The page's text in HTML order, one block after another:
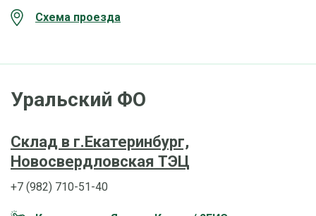
Схема проезда
Уральский ФО
Склад в г.Екатеринбург,
Новосвердловская ТЭЦ
+7 (982) 710-51-40